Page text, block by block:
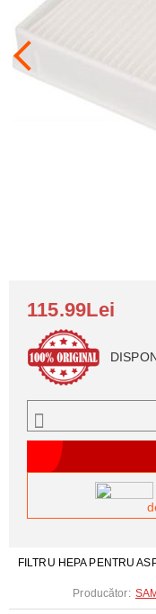
FILTRU HEPA PENTRU
Producător:
115.99Lei